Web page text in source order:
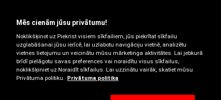
Mēs cienām jūsu privātumu!
Noklikšķinot uz Piekrist visiem sīkfailiem, jūs piekrītat sīkfailu
uzglabāšanai jūsu ierīcē, lai uzlabotu navigāciju vietnē, analizētu
vietnes lietojumu un veicinātu mūsu mārketinga aktivitātes. Lai jebkurā
brīdī pielāgotu savas preferences vai noraidītu visus sīkfailus,
noklikšķiniet uz Noraidīt sīkfailus. Lai uzzinātu vairāk, skatiet mūsu
Privātuma politiku. Privātuma politika